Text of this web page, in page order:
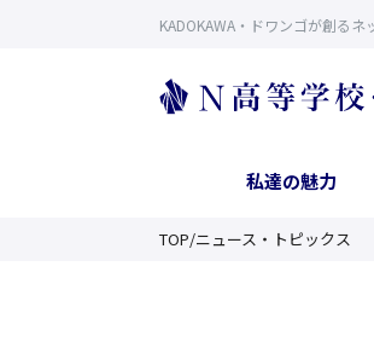
KADOKAWA・ドワンゴが創るネ
私達の魅力
TOP/ニュース・トピックス